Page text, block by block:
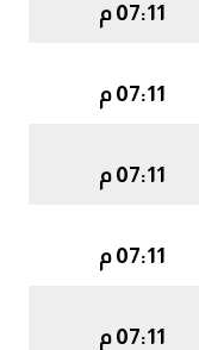
07:11 م
07:11 م
07:11 م
07:11 م
07:11 م